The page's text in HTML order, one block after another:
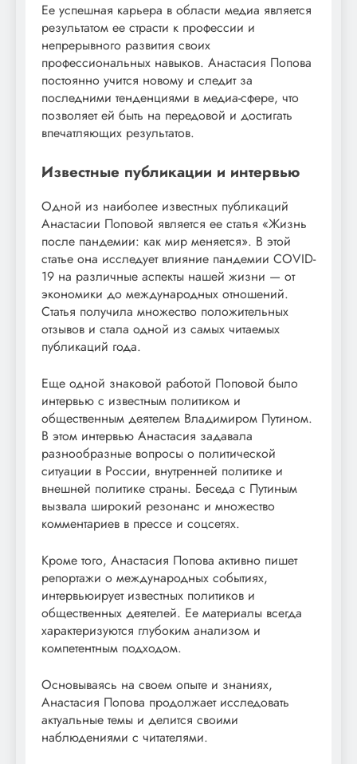
Ее успешная карьера в области медиа является
результатом ее страсти к профессии и
непрерывного развития своих
профессиональных навыков. Анастасия Попова
постоянно учится новому и следит за
последними тенденциями в медиа-сфере, что
позволяет ей быть на передовой и достигать
впечатляющих результатов.
Известные публикации и интервью
Одной из наиболее известных публикаций
Анастасии Поповой является ее статья «Жизнь
после пандемии: как мир меняется». В этой
статье она исследует влияние пандемии COVID-
19 на различные аспекты нашей жизни — от
экономики до международных отношений.
Статья получила множество положительных
отзывов и стала одной из самых читаемых
публикаций года.
Еще одной знаковой работой Поповой было
интервью с известным политиком и
общественным деятелем Владимиром Путином.
В этом интервью Анастасия задавала
разнообразные вопросы о политической
ситуации в России, внутренней политике и
внешней политике страны. Беседа с Путиным
вызвала широкий резонанс и множество
комментариев в прессе и соцсетях.
Кроме того, Анастасия Попова активно пишет
репортажи о международных событиях,
интервьюирует известных политиков и
общественных деятелей. Ее материалы всегда
характеризуются глубоким анализом и
компетентным подходом.
Основываясь на своем опыте и знаниях,
Анастасия Попова продолжает исследовать
актуальные темы и делится своими
наблюдениями с читателями.